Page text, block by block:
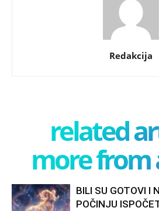
Redakcija
related
more
BILI SU GOTOVI I
POČINJU